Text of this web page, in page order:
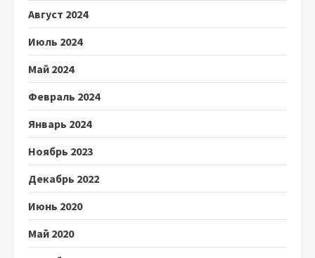
Август 2024
Июль 2024
Май 2024
Февраль 2024
Январь 2024
Ноябрь 2023
Декабрь 2022
Июнь 2020
Май 2020